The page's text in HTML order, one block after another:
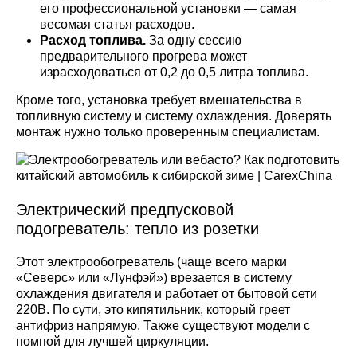
его профессиональной установки — самая
весомая статья расходов.
Расход топлива. За одну сессию
предварительного прогрева может
израсходоваться от 0,2 до 0,5 литра топлива.
Кроме того, установка требует вмешательства в
топливную систему и систему охлаждения. Доверять
монтаж нужно только проверенным специалистам.
Электрический предпусковой
подогреватель: тепло из розетки
Этот электрообогреватель (чаще всего марки
«Северс» или «Лунфэй») врезается в систему
охлаждения двигателя и работает от бытовой сети
220В. По сути, это кипятильник, который греет
антифриз напрямую. Также существуют модели с
помпой для лучшей циркуляции.